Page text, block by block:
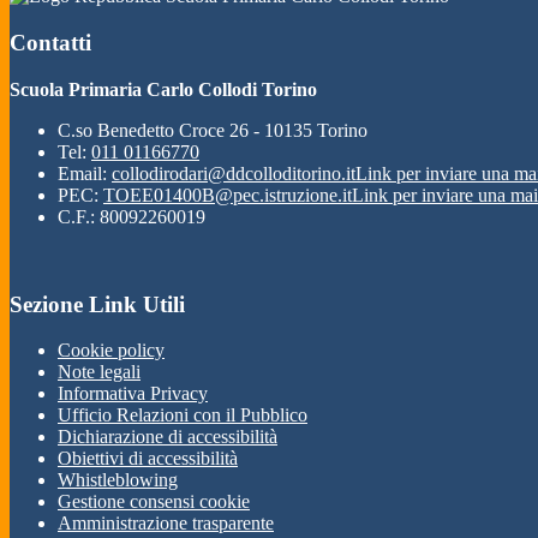
Contatti
Scuola Primaria Carlo Collodi Torino
C.so Benedetto Croce 26 - 10135 Torino
Tel: 011 01166770
Email: collodirodari@ddcolloditorino.itLink per inviare una
PEC: TOEE01400B@pec.istruzione.itLink per inviare una
C.F.: 80092260019
Sezione Link Utili
Cookie policy
Note legali
Informativa Privacy
Ufficio Relazioni con il Pubblico
Dichiarazione di accessibilità
Obiettivi di accessibilità
Whistleblowing
Gestione consensi cookie
Amministrazione trasparente